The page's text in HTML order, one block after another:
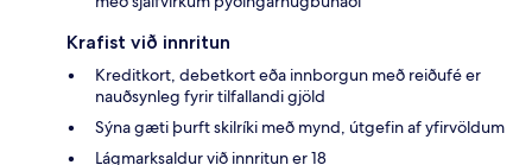
Krafist við innritun
Kreditkort, debetkort eða innborgun með reiðufé er
nauðsynleg fyrir tilfallandi gjöld
Sýna gæti þurft skilríki með mynd, útgefin af yfirvöldum
Lágmarksaldur við innritun er 18